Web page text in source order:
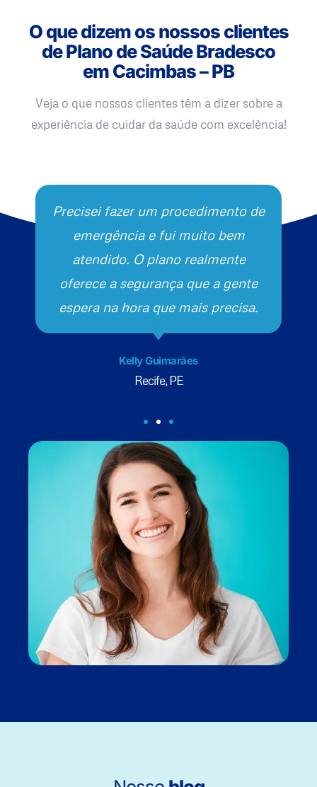
O que dizem os nossos clientes
de Plano de Saúde Bradesco
em Cacimbas – PB
Veja o que nossos clientes têm a dizer sobre a
experiência de cuidar da saúde com excelência!
Precisei fazer um procedimento de
emergência e fui muito bem
atendido. O plano realmente
oferece a segurança que a gente
espera na hora que mais precisa.
Kelly Guimarães
Recife, PE